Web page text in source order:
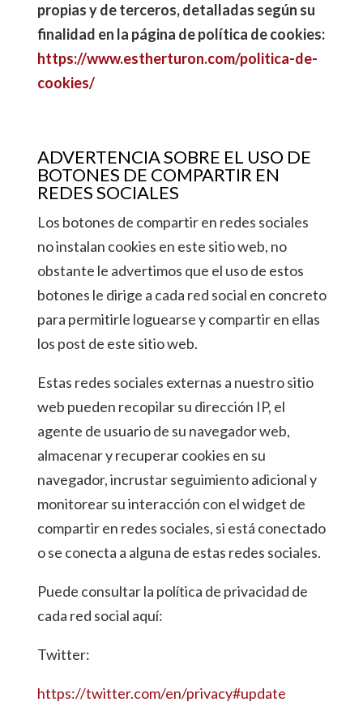
propias y de terceros, detalladas según su
finalidad en la página de política de cookies:
https://www.estherturon.com/politica-de-
cookies/
ADVERTENCIA SOBRE EL USO DE
BOTONES DE COMPARTIR EN
REDES SOCIALES
Los botones de compartir en redes sociales
no instalan cookies en este sitio web, no
obstante le advertimos que el uso de estos
botones le dirige a cada red social en concreto
para permitirle loguearse y compartir en ellas
los post de este sitio web.
Estas redes sociales externas a nuestro sitio
web pueden recopilar su dirección IP, el
agente de usuario de su navegador web,
almacenar y recuperar cookies en su
navegador, incrustar seguimiento adicional y
monitorear su interacción con el widget de
compartir en redes sociales, si está conectado
o se conecta a alguna de estas redes sociales.
Puede consultar la política de privacidad de
cada red social aquí:
Twitter:
https://twitter.com/en/privacy#update